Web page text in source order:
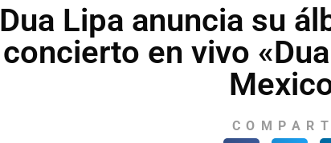
Dua Lipa anuncia su
concierto en vivo